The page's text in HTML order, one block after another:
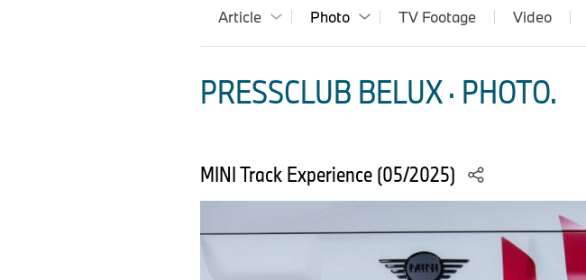
Article Photo TV Footage Video
PRESSCLUB BELUX · PHOTO.
MINI Track Experience (05/2025)